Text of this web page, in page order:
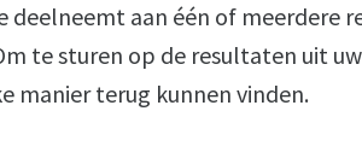
deelneemt aan één of meerdere
te sturen op de resultaten uit
manier terug kunnen vinden.